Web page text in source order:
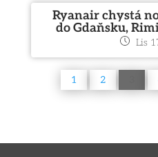
Ryanair chystá
do Gdaňsku,
Lis
1 2